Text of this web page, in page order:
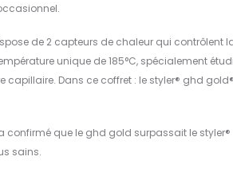
de 2 capteurs de chaleur qui contrôlent
unique de 185°C, spécialement
Dans ce coffret : le styler® ghd
confirmé que le ghd gold surpassait le
sains.